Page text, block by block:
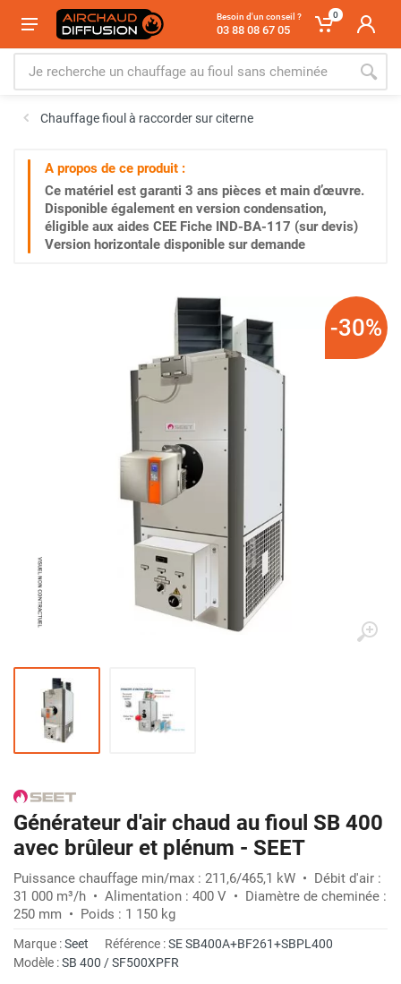
Besoin d'un conseil ?
03 88 08 67 05
0
Chauffage fioul à raccorder sur citerne
A propos de ce produit :
Ce matériel est garanti 3 ans pièces et main d’œuvre.
Disponible également en version condensation,
éligible aux aides CEE Fiche IND-BA-117 (sur devis)
Version horizontale disponible sur demande
-30%
Générateur d'air chaud au fioul SB 400
avec brûleur et plénum - SEET
Puissance chauffage min/max : 211,6/465,1 kW • Débit d'air :
31 000 m³/h • Alimentation : 400 V • Diamètre de cheminée :
250 mm • Poids : 1 150 kg
Marque :Seet Référence :SE SB400A+BF261+SBPL400
Modèle :SB 400 / SF500XPFR